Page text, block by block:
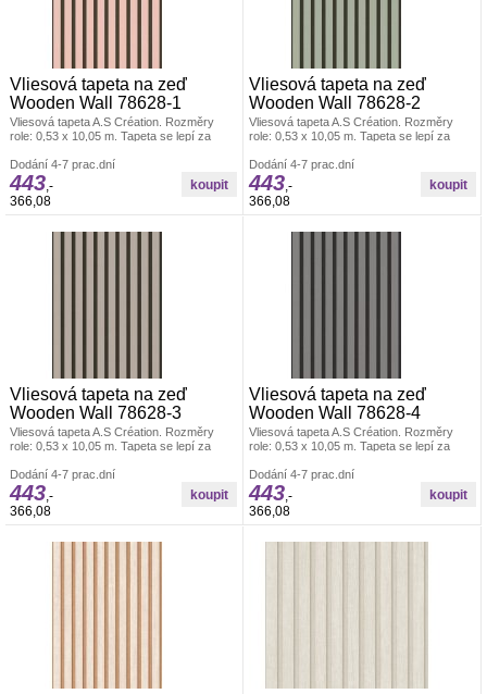
Vliesová tapeta na zeď
Wooden Wall 78628-1
Vliesová tapeta A.S Création. Rozměry
role: 0,53 x 10,05 m. Tapeta se lepí za
Vliesové tapety na zeď se vyznačují
dobrou prodyšností, mechanickou
odolností a schopností zakrytí jemných
prasklin. Vzorky zdarma.
Dodání 4-7 prac.dní
443,-
366,08
Vliesová tapeta na zeď
Wooden Wall 78628-2
Vliesová tapeta A.S Création. Rozměry
role: 0,53 x 10,05 m. Tapeta se lepí za
Vliesové tapety na zeď se vyznačují
dobrou prodyšností, mechanickou
odolností a schopností zakrytí jemných
prasklin. Vzorky zdarma.
Dodání 4-7 prac.dní
443,-
366,08
Vliesová tapeta na zeď
Wooden Wall 78628-3
Vliesová tapeta A.S Création. Rozměry
role: 0,53 x 10,05 m. Tapeta se lepí za
Vliesové tapety na zeď se vyznačují
dobrou prodyšností, mechanickou
odolností a schopností zakrytí jemných
prasklin. Vzorky zdarma.
Dodání 4-7 prac.dní
443,-
366,08
Vliesová tapeta na zeď
Wooden Wall 78628-4
Vliesová tapeta A.S Création. Rozměry
role: 0,53 x 10,05 m. Tapeta se lepí za
Vliesové tapety na zeď se vyznačují
dobrou prodyšností, mechanickou
odolností a schopností zakrytí jemných
prasklin. Vzorky zdarma.
Dodání 4-7 prac.dní
443,-
366,08